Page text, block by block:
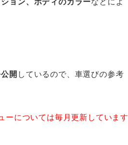
ョン、ボディのカラーなどによ
開 しているので、車選びの参考
ーについては毎月更新しています